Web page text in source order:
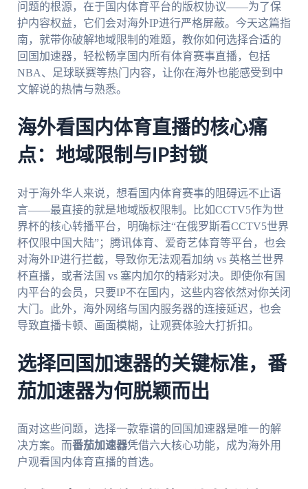
问题的根源，在于国内体育平台的版权协议——为了保
护内容权益，它们会对海外IP进行严格屏蔽。今天这篇指
南，就带你破解地域限制的难题，教你如何选择合适的
回国加速器，轻松畅享国内所有体育赛事直播，包括
NBA、足球联赛等热门内容，让你在海外也能感受到中
文解说的热情与熟悉。
海外看国内体育直播的核心痛
点：地域限制与IP封锁
对于海外华人来说，想看国内体育赛事的阻碍远不止语
言——最直接的就是地域版权限制。比如CCTV5作为世
界杯的核心转播平台，明确标注“在俄罗斯看CCTV5世界
杯仅限中国大陆”；腾讯体育、爱奇艺体育等平台，也会
对海外IP进行拦截，导致你无法观看加纳 vs 英格兰世界
杯直播，或者法国 vs 塞内加尔的精彩对决。即使你有国
内平台的会员，只要IP不在国内，这些内容依然对你关闭
大门。此外，海外网络与国内服务器的连接延迟，也会
导致直播卡顿、画面模糊，让观赛体验大打折扣。
选择回国加速器的关键标准，番
茄加速器为何脱颖而出
面对这些问题，选择一款靠谱的回国加速器是唯一的解
决方案。而番茄加速器凭借六大核心功能，成为海外用
户观看国内体育直播的首选。